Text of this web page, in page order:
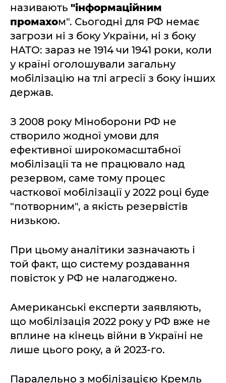
називають "інформаційним
промахом". Сьогодні для РФ немає
загрози ні з боку України, ні з боку
НАТО: зараз не 1914 чи 1941 роки, коли
у країні оголошували загальну
мобілізацію на тлі агресії з боку інших
держав.
З 2008 року Міноборони РФ не
створило жодної умови для
ефективної широкомасштабної
мобілізації та не працювало над
резервом, саме тому процес
часткової мобілізації у 2022 році буде
"потворним", а якість резервістів
низькою.
При цьому аналітики зазначають і
той факт, що систему роздавання
повісток у РФ не налагоджено.
Американські експерти заявляють,
що мобілізація 2022 року у РФ вже не
вплине на кінець війни в Україні не
лише цього року, а й 2023-го.
Паралельно з мобілізацією Кремль